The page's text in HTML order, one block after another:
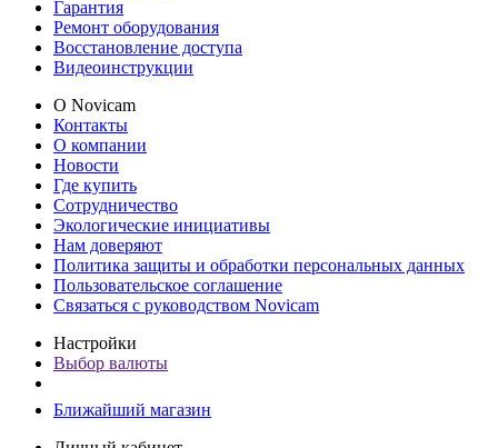
Гарантия
Ремонт оборудования
Восстановление доступа
Видеоинструкции
О Novicam
Контакты
О компании
Новости
Где купить
Сотрудничество
Экологические инициативы
Нам доверяют
Политика защиты и обработки персональных данных
Пользовательское соглашение
Связаться с руководством Novicam
Настройки
Выбор валюты
Ближайший магазин